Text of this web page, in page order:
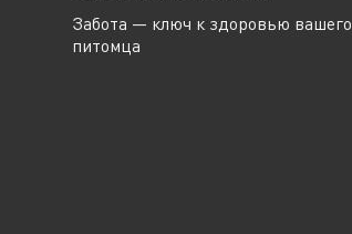
Забота — ключ к здоровью вашего
питомца